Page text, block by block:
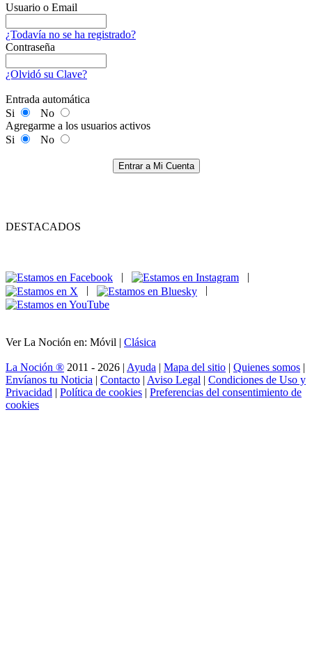
Usuario o Email
¿Todavía no se ha registrado?
Contraseña
¿Olvidó su Clave?
Entrada automática
Si
No
Agregarme a los usuarios activos
Si
No
Entrar a Mi Cuenta
DESTACADOS
|
|
|
|
Ver La Noción en: Móvil | Clásica
La Noción ® 2011 - 2026 | Ayuda | Mapa del sitio | Quienes somos |
Envíanos tu Noticia | Contacto | Aviso Legal | Condiciones de Uso y
Privacidad | Política de cookies | Preferencias del consentimiento de
cookies